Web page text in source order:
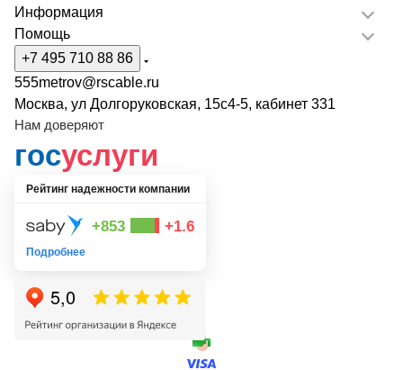
Информация
Помощь
+7 495 710 88 86
555metrov@rscable.ru
Москва, ул Долгоруковская, 15с4-5, кабинет 331
Нам доверяют
госуслуги
Рейтинг надежности компании
+853 +1.6
Подробнее